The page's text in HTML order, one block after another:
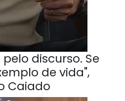
discurso. Se
de vida",
Caiado